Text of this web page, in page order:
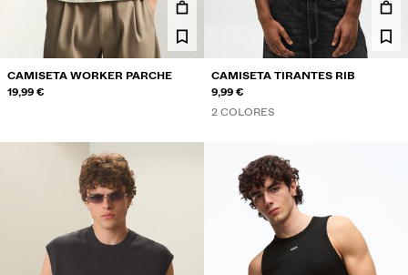
CAMISETA WORKER PARCHE
19,99 €
CAMISETA TIRANTES RIB
9,99 €
2 COLORES